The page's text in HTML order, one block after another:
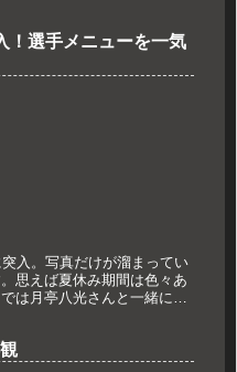
！選手メニューを一気
入。写真だけが溜まってい
思えば夏休み期間は色々あ
は月亭八光さんと一緒に。